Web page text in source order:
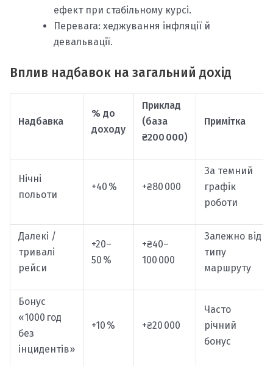
ефект при стабільному курсі.
Перевага: хеджування інфляції й
девальвації.
Вплив надбавок на загальний дохід
Надбавка
% до
доходу
Приклад
(база
₴200 000)
Примітка
Нічні
польоти
+40 % +₴80 000
За темний
графік
роботи
Далекі /
тривалі
рейси
+20–
50 %
+₴40–
100 000
Залежно від
типу
маршруту
Бонус
«1000 год
без
інцидентів»
+10 % +₴20 000
Часто
річний
бонус